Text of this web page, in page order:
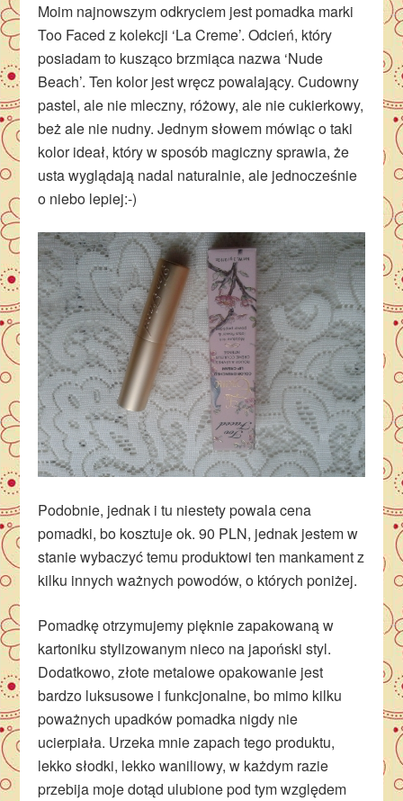
Moim najnowszym odkryciem jest pomadka marki
Too Faced z kolekcji ‘La Creme’. Odcień, który
posiadam to kusząco brzmiąca nazwa ‘Nude
Beach’. Ten kolor jest wręcz powalający. Cudowny
pastel, ale nie mleczny, różowy, ale nie cukierkowy,
beż ale nie nudny. Jednym słowem mówiąc o taki
kolor ideał, który w sposób magiczny sprawia, że
usta wyglądają nadal naturalnie, ale jednocześnie
o niebo lepiej:-)
Podobnie, jednak i tu niestety powala cena
pomadki, bo kosztuje ok. 90 PLN, jednak jestem w
stanie wybaczyć temu produktowi ten mankament z
kilku innych ważnych powodów, o których poniżej.
Pomadkę otrzymujemy pięknie zapakowaną w
kartoniku stylizowanym nieco na japoński styl.
Dodatkowo, złote metalowe opakowanie jest
bardzo luksusowe i funkcjonalne, bo mimo kilku
poważnych upadków pomadka nigdy nie
ucierpiała. Urzeka mnie zapach tego produktu,
lekko słodki, lekko waniliowy, w każdym razie
przebija moje dotąd ulubione pod tym względem